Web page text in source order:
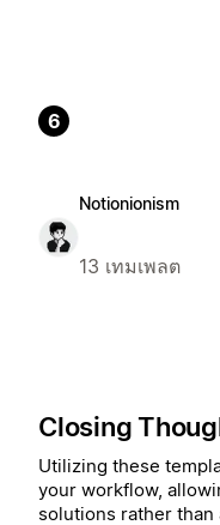
6
Notionionism
13 เทมเพลต
Closing
Utilizing these
your workflow,
solutions rather